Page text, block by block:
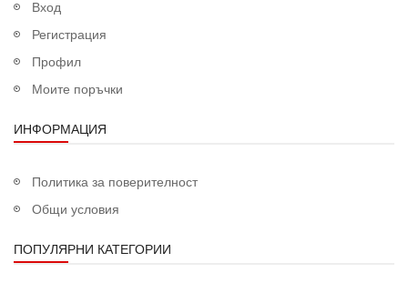
Вход
Регистрация
Профил
Моите поръчки
ИНФОРМАЦИЯ
Политика за поверителност
Общи условия
ПОПУЛЯРНИ КАТЕГОРИИ